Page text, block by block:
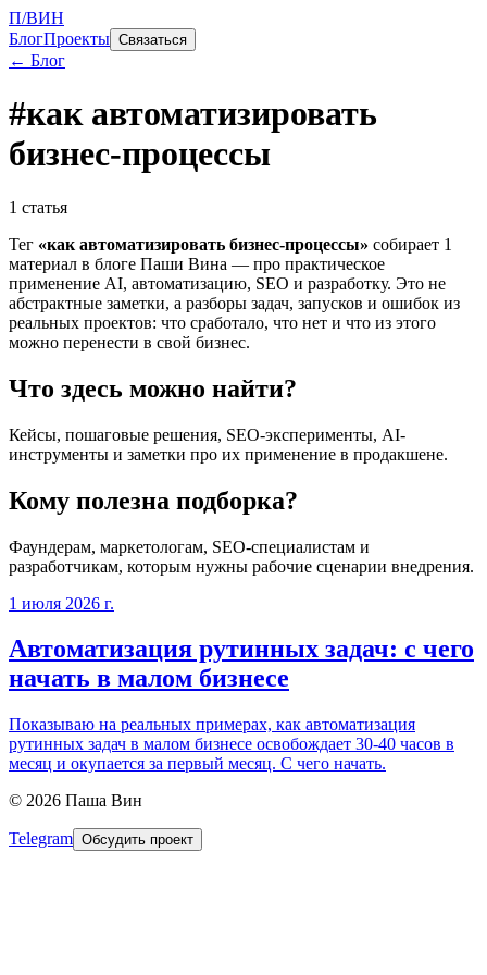
П/ВИН
БлогПроекты Связаться
← Блог
#как автоматизировать
бизнес-процессы
1 статья
Тег «как автоматизировать бизнес-процессы» собирает 1
материал в блоге Паши Вина — про практическое
применение AI, автоматизацию, SEO и разработку. Это не
абстрактные заметки, а разборы задач, запусков и ошибок из
реальных проектов: что сработало, что нет и что из этого
можно перенести в свой бизнес.
Что здесь можно найти?
Кейсы, пошаговые решения, SEO-эксперименты, AI-
инструменты и заметки про их применение в продакшене.
Кому полезна подборка?
Фаундерам, маркетологам, SEO-специалистам и
разработчикам, которым нужны рабочие сценарии внедрения.
1 июля 2026 г.
Автоматизация рутинных задач: с чего
начать в малом бизнесе
Показываю на реальных примерах, как автоматизация
рутинных задач в малом бизнесе освобождает 30-40 часов в
месяц и окупается за первый месяц. С чего начать.
© 2026 Паша Вин
Telegram Обсудить проект